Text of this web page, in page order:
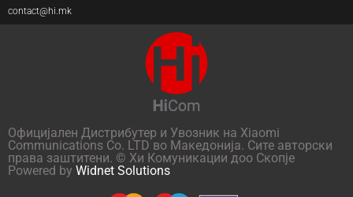
contact@hi.mk
Официјален Дистрибутер и Увозник на Xiaomi
Communications Co. LTD во Македонија. Сите авторски
права заштитени. © Хи Комуникации доо Скопје
Powered by Widnet Solutions